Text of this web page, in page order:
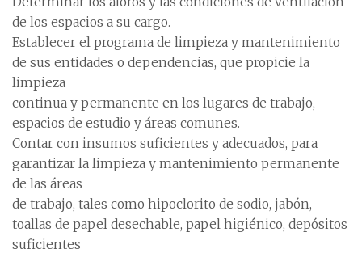
de los espacios a su cargo.
Establecer el programa de limpieza y mantenimiento
de sus entidades o dependencias, que propicie la
limpieza
continua y permanente en los lugares de trabajo,
espacios de estudio y áreas comunes.
Contar con insumos suficientes y adecuados, para
garantizar la limpieza y mantenimiento permanente
de las áreas
de trabajo, tales como hipoclorito de sodio, jabón,
toallas de papel desechable, papel higiénico, depósitos
suficientes